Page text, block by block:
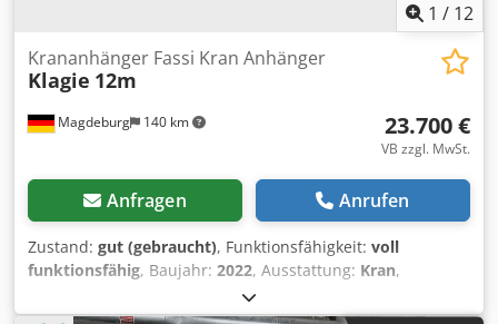
1 / 12
Magdeburg 140 km
Krananhänger Fassi Kran Anhänger
Klagie 12m
23.700 €
VB zzgl. MwSt.
Anfragen Anrufen
Zustand: gut (gebraucht), Funktionsfähigkeit: voll
funktionsfähig, Baujahr: 2022, Ausstattung: Kran,
Krananhänger Klagie 12m 3500 Kg, Einachsanhänger,
Baujahr 2022, Ladefläche 340x223cm, Nutzlast 1130 Kg,